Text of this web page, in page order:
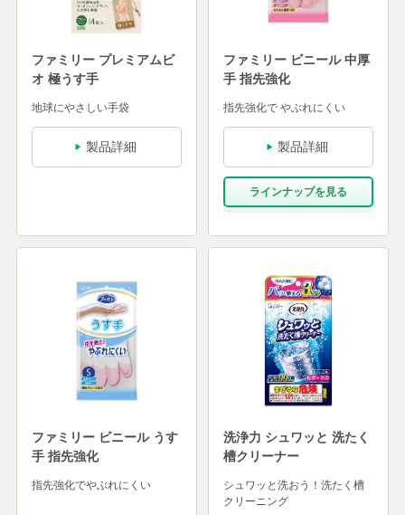
ファミリー プレミアムビ
オ 極うす手
地球にやさしい手袋
製品詳細
ファミリー ビニール 中厚
手 指先強化
指先強化で やぶれにくい
製品詳細
ラインナップを⾒る
ファミリー ビニール うす
手 指先強化
指先強化でやぶれにくい
洗浄力 シュワッと 洗たく
槽クリーナー
シュワッと洗おう！洗たく槽
クリーニング